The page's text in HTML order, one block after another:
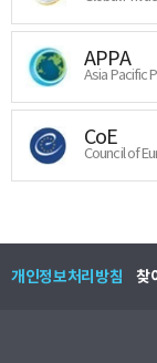
APPA
Asia Pacific
CoE
Council of
개인정보처리방침 찾